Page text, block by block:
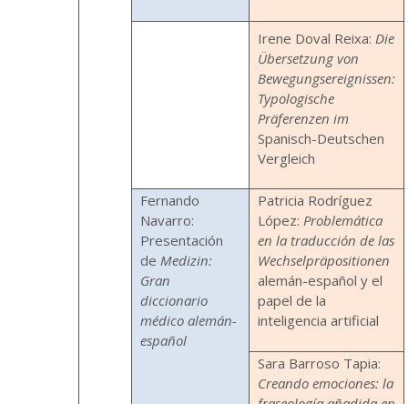
Irene Doval Reixa: Die
Übersetzung von
Bewegungsereignissen:
Typologische
Präferenzen im
Spanisch-Deutschen
Vergleich
Fernando
Navarro:
Presentación
de Medizin:
Gran
diccionario
médico alemán-
español
Patricia Rodríguez
López: Problemática
en la traducción de las
Wechselpräpositionen
alemán-español y el
papel de la
inteligencia artificial
Sara Barroso Tapia:
Creando emociones: la